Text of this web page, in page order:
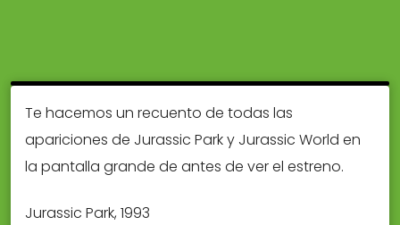
Te hacemos un recuento de todas las
apariciones de Jurassic Park y Jurassic World en
la pantalla grande de antes de ver el estreno.
Jurassic Park, 1993